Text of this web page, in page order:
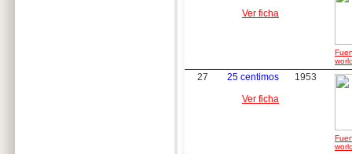
Ver ficha
27
25 centimos
Ver ficha
1953